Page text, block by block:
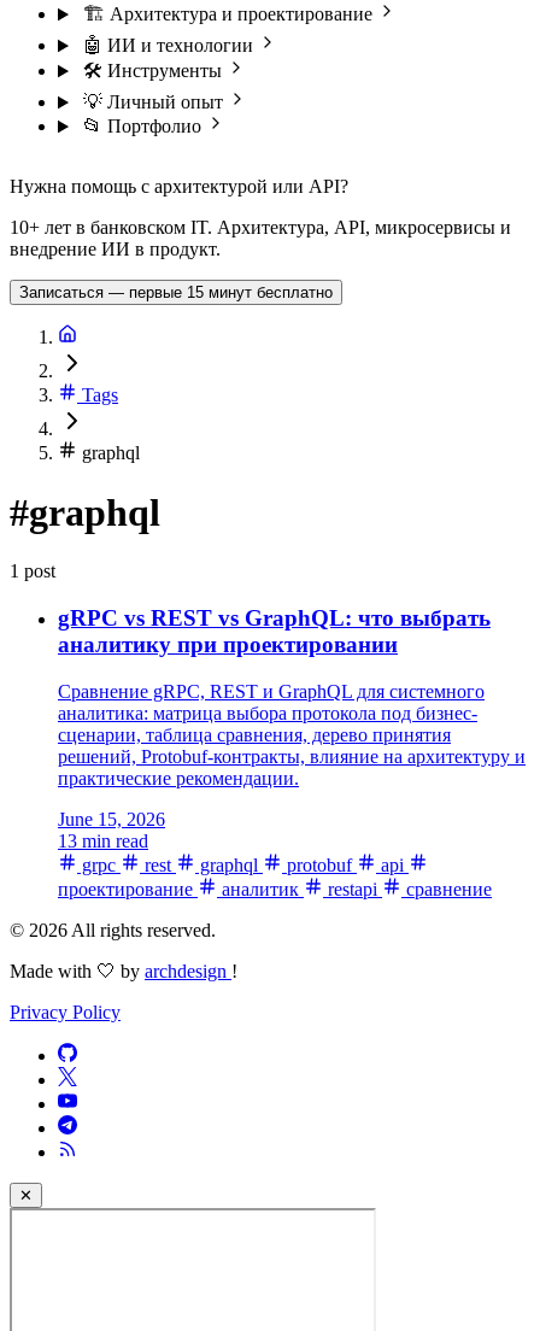
🏗️ Архитектура и проектирование
🤖 ИИ и технологии
🛠️ Инструменты
💡 Личный опыт
📂 Портфолио
Нужна помощь с архитектурой или API?
10+ лет в банковском IT. Архитектура, API, микросервисы и
внедрение ИИ в продукт.
Записаться — первые 15 минут бесплатно
Tags
graphql
#graphql
1 post
gRPC vs REST vs GraphQL: что выбрать
аналитику при проектировании
Сравнение gRPC, REST и GraphQL для системного
аналитика: матрица выбора протокола под бизнес-
сценарии, таблица сравнения, дерево принятия
решений, Protobuf-контракты, влияние на архитектуру и
практические рекомендации.
June 15, 2026
13 min read
grpc
rest graphql protobuf
api
проектирование
аналитик restapi
сравнение
© 2026 All rights reserved.
Made with 🤍 by archdesign !
Privacy Policy
✕